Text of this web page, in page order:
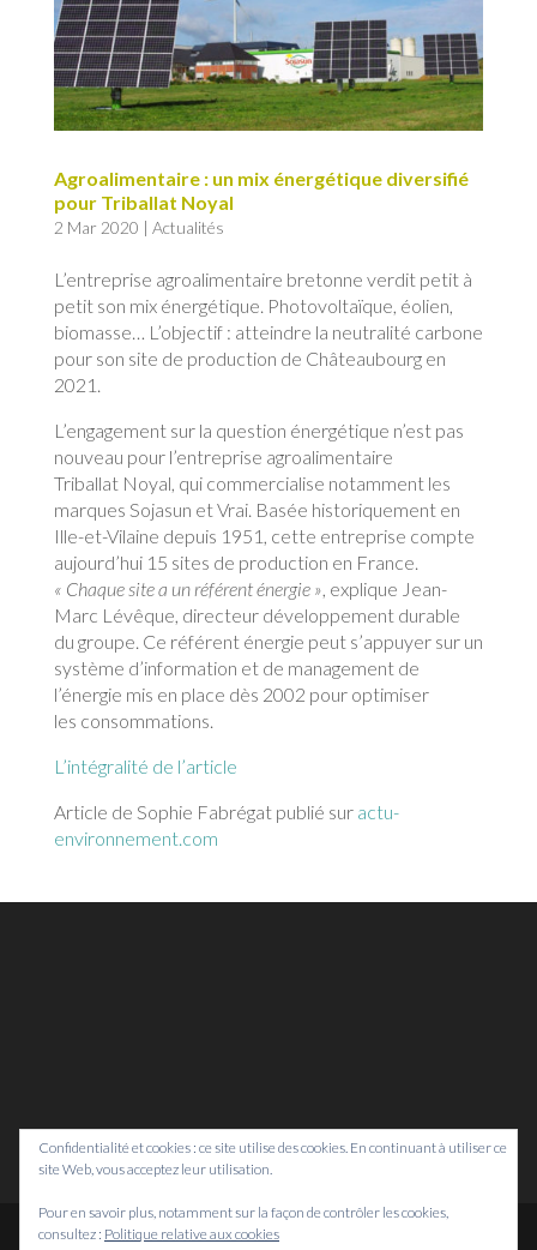
Agroalimentaire : un mix énergétique diversifié
pour Triballat Noyal
2 Mar 2020 | Actualités
L’entreprise agroalimentaire bretonne verdit petit à
petit son mix énergétique. Photovoltaïque, éolien,
biomasse… L’objectif : atteindre la neutralité carbone
pour son site de production de Châteaubourg en
2021.
L’engagement sur la question énergétique n’est pas
nouveau pour l’entreprise agroalimentaire
Triballat Noyal, qui commercialise notamment les
marques Sojasun et Vrai. Basée historiquement en
Ille-et-Vilaine depuis 1951, cette entreprise compte
aujourd’hui 15 sites de production en France.
« Chaque site a un référent énergie », explique Jean-
Marc Lévêque, directeur développement durable
du groupe. Ce référent énergie peut s’appuyer sur un
système d’information et de management de
l’énergie mis en place dès 2002 pour optimiser
les consommations.
L’intégralité de l’article
Article de Sophie Fabrégat publié sur actu-
environnement.com
Confidentialité et cookies : ce site utilise des cookies. En continuant à utiliser ce
site Web, vous acceptez leur utilisation.
Pour en savoir plus, notamment sur la façon de contrôler les cookies,
consultez : Politique relative aux cookies